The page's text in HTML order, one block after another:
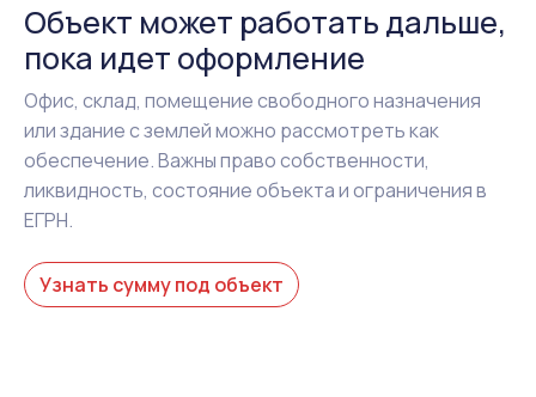
Объект может работать дальше,
пока идет оформление
Офис, склад, помещение свободного назначения
или здание с землей можно рассмотреть как
обеспечение. Важны право собственности,
ликвидность, состояние объекта и ограничения в
ЕГРН.
Узнать сумму под объект